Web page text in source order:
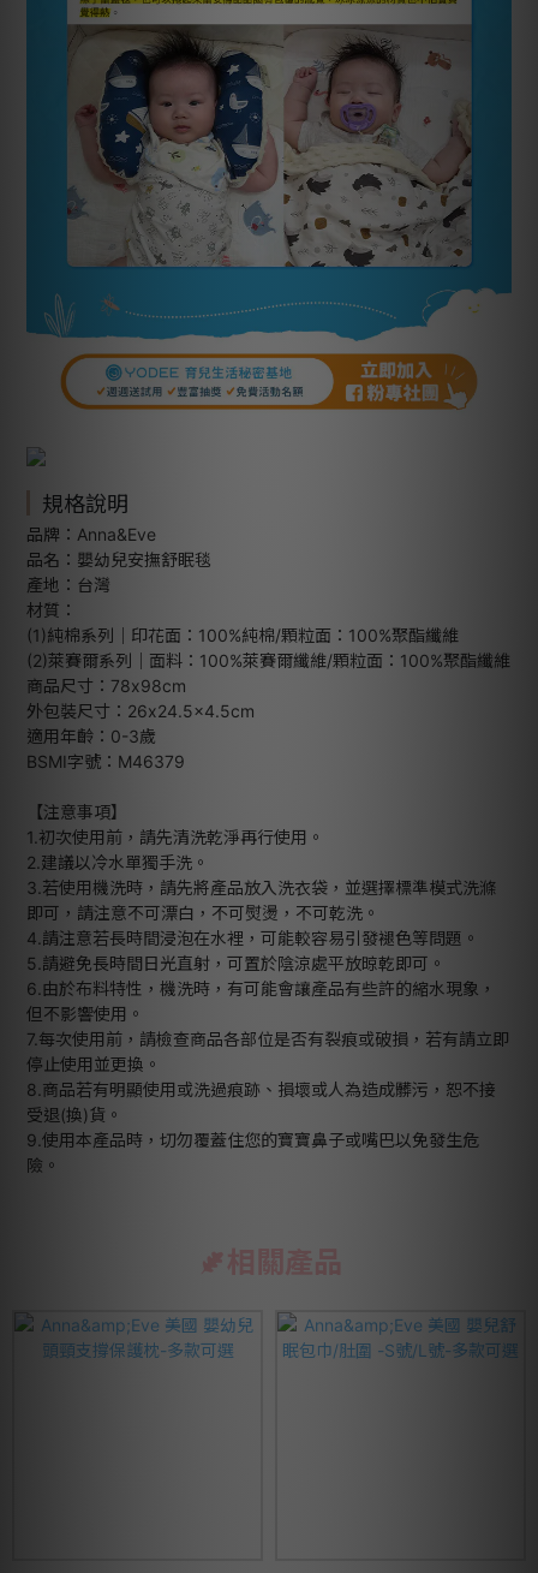
規格說明
品牌：Anna&Eve
品名：嬰幼兒安撫舒眠毯
產地：台灣
材質：
(1)純棉系列｜印花面：100%純棉/顆粒面：100%聚酯纖維
(2)萊賽爾系列｜面料：100%萊賽爾纖維/顆粒面：100%聚酯纖維
商品尺寸：78x98cm
外包裝尺寸：26x24.5x4.5cm
適用年齡：0-3歲
BSMI字號：M46379
【注意事項】
1.初次使用前，請先清洗乾淨再行使用。
2.建議以冷水單獨手洗。
3.若使用機洗時，請先將產品放入洗衣袋，並選擇標準模式洗滌
即可，請注意不可漂白，不可熨燙，不可乾洗。
4.請注意若長時間浸泡在水裡，可能較容易引發褪色等問題。
5.請避免長時間日光直射，可置於陰涼處平放晾乾即可。
6.由於布料特性，機洗時，有可能會讓產品有些許的縮水現象，
但不影響使用。
7.每次使用前，請檢查商品各部位是否有裂痕或破損，若有請立即
停止使用並更換。
8.商品若有明顯使用或洗過痕跡、損壞或人為造成髒污，恕不接
受退(換)貨。
9.使用本產品時，切勿覆蓋住您的寶寶鼻子或嘴巴以免發生危
險。
相關產品